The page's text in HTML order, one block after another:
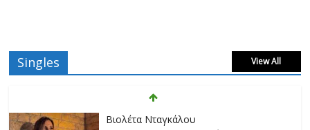
Singles View All
Βιολέτα Νταγκάλου